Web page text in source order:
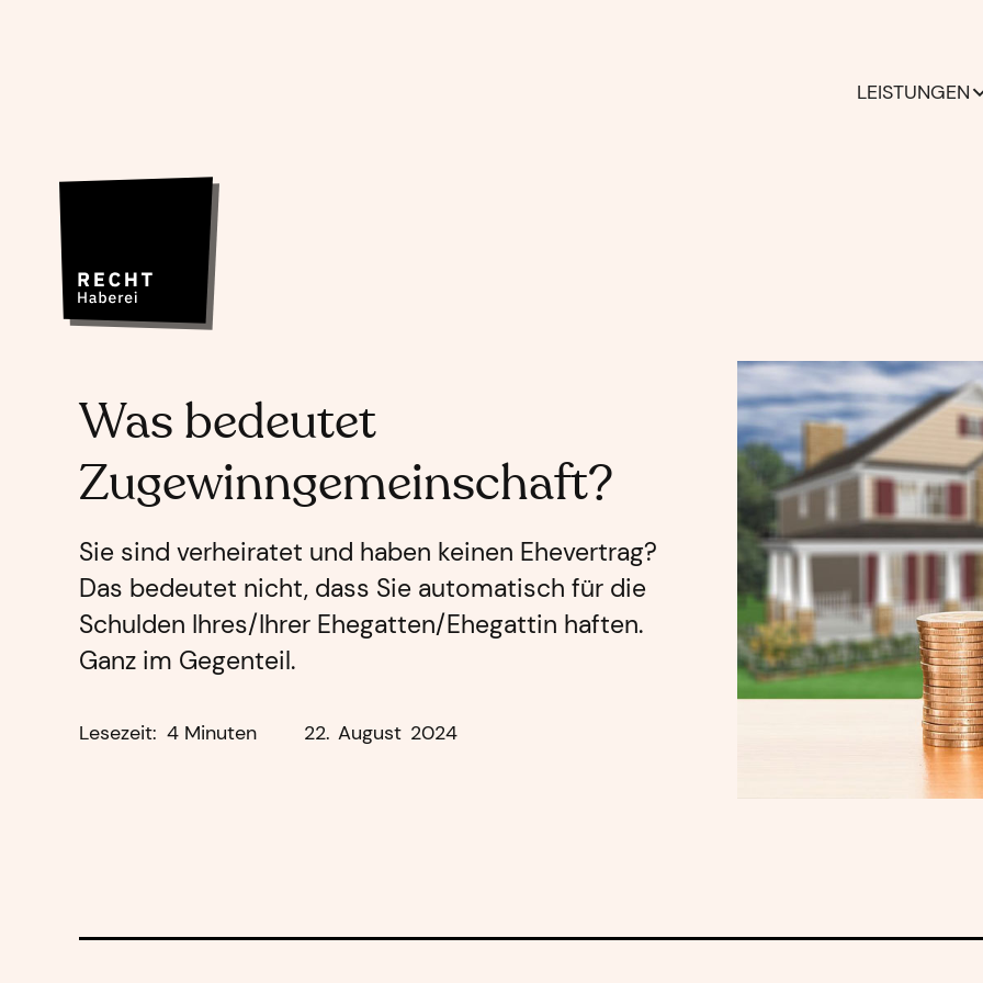
LEISTUNGEN
Was bedeutet
Zugewinngemeinschaft?
Sie sind verheiratet und haben keinen Ehevertrag?
Das bedeutet nicht, dass Sie automatisch für die
Schulden Ihres/Ihrer Ehegatten/Ehegattin haften.
Ganz im Gegenteil.
Lesezeit: 4 Minuten 22. August 2024